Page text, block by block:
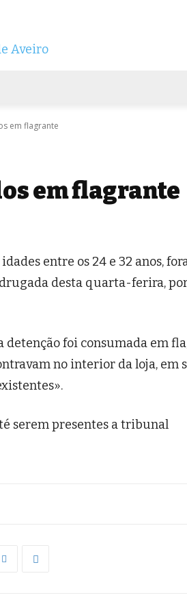
em flagrante
em flagrante
entre os 24 e 32 anos,
desta quarta-ferira,
detenção foi consumada em
no interior da loja, em
serem presentes a tribunal